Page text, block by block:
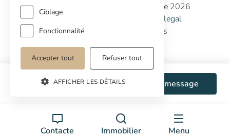
Contacte Immobilier Menu
WhatsApp Envoyer message
Copyright © Cottage Properties Real Estate 2026
Politique de confidentialité
Avertissement legal
Politique de cookies
Préférences de cookies
Ciblage
Fonctionnalité
Accepter tout Refuser tout
AFFICHER LES DÉTAILS